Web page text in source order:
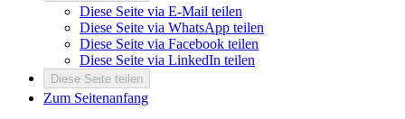
Diese Seite via E-Mail teilen
Diese Seite via WhatsApp teilen
Diese Seite via Facebook teilen
Diese Seite via LinkedIn teilen
Diese Seite teilen
Zum Seitenanfang